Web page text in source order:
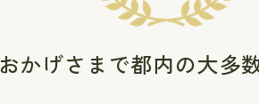
おかげさまで都内の大多